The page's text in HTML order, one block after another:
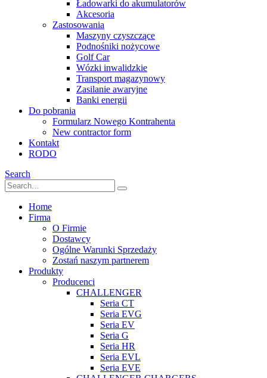
Ładowarki do akumulatorów
Akcesoria
Zastosowania
Maszyny czyszczące
Podnośniki nożycowe
Golf Car
Wózki inwalidzkie
Transport magazynowy
Zasilanie awaryjne
Banki energii
Do pobrania
Formularz Nowego Kontrahenta
New contractor form
Kontakt
RODO
Search
Home
Firma
O Firmie
Dostawcy
Ogólne Warunki Sprzedaży
Zostań naszym partnerem
Produkty
Producenci
CHALLENGER
Seria CT
Seria EVG
Seria EV
Seria G
Seria HR
Seria EVL
Seria EVE